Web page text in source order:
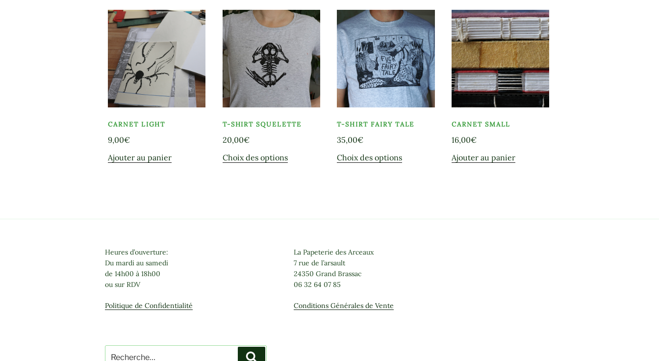
CARNET LIGHT
9,00€
Ajouter au panier
T-SHIRT SQUELETTE
20,00€
Choix des optionsCe
être
choisies
sur
du
T-SHIRT FAIRY TALE
35,00€
Choix des optionsCe
CARNET SMALL
16,00€
Ajouter au panier
Heures d’ouverture:
Du mardi au samedi
de 14h00 à 18h00
ou sur RDV
Politique de Confidentialité
La Papeterie des Arceaux
7 rue de l’arsault
24350 Grand Brassac
06 32 64 07 85
Conditions Générales de Vente